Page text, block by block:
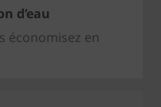
d’eau
économisez en